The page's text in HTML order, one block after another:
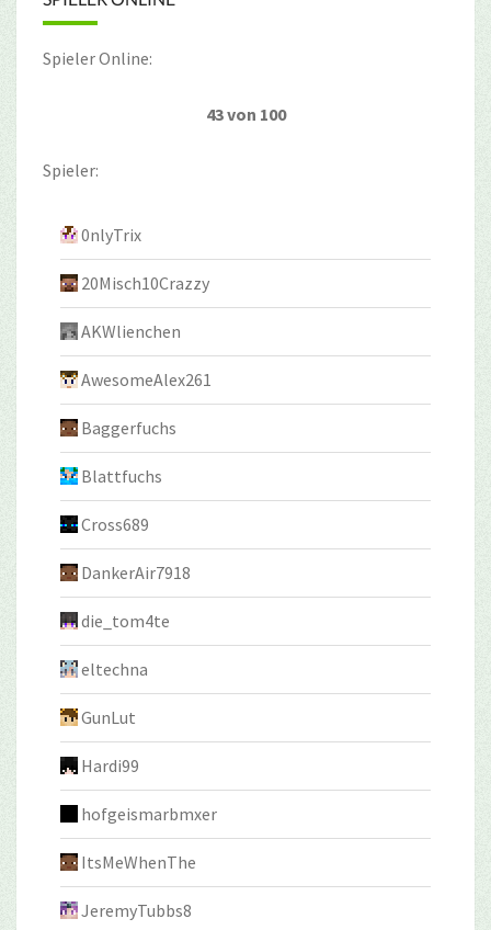
Spieler Online:
43 von 100
Spieler:
0nlyTrix
20Misch10Crazzy
AKWlienchen
AwesomeAlex261
Baggerfuchs
Blattfuchs
Cross689
DankerAir7918
die_tom4te
eltechna
GunLut
Hardi99
hofgeismarbmxer
ItsMeWhenThe
JeremyTubbs8